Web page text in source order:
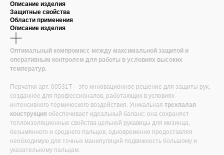
Описание изделия
Защитные свойства
Области применения
Описание изделия
Оптимальный компромисс между максимальной защитой и
оперативным контролем для работы в условиях высоких
температур.
Перчатки арт. 00531Т – это инновационное решение для защиты рук,
созданное для профессионалов, работающих в условиях
интенсивного термического воздействия. Уникальная трехпалая
конструкция обеспечивает идеальный баланс: она сохраняет
теплоизоляционные свойства цельной рукавицы для мизинца,
безымянного и среднего пальцев, одновременно предоставляя
необходимую для точных манипуляций подвижность большому и
указательному пальцам.